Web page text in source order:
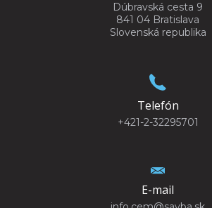
Dúbravská cesta 9
841 04 Bratislava
Slovenská republika
Telefón
+421-2-32295701
E-mail